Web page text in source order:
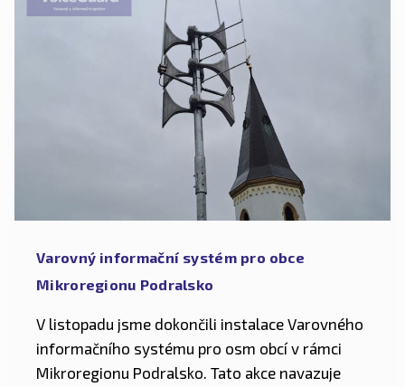
Varovný informační systém pro obce
Mikroregionu Podralsko
V listopadu jsme dokončili instalace Varovného
informačního systému pro osm obcí v rámci
Mikroregionu Podralsko. Tato akce navazuje